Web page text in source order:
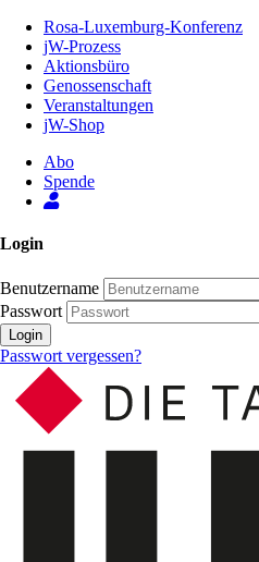
Inhalt
Seite
Rosa-Luxemburg-Konferenz
jW-Prozess
Aktionsbüro
Genossenschaft
Veranstaltungen
jW-Shop
Abo
Spende
Login
Benutzername
Passwort
Login
Passwort vergessen?